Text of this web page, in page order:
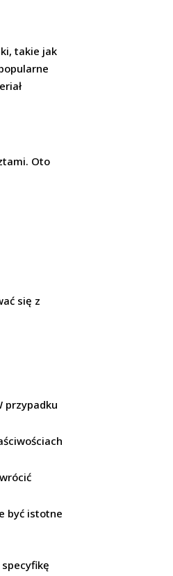
takie jak
Oto
się z
przypadku
być istotne